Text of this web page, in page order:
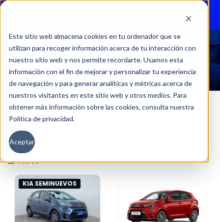
Este sitio web almacena cookies en tu ordenador que se
utilizan para recoger información acerca de tu interacción con
nuestro sitio web y nos permite recordarte. Usamos esta
información con el fin de mejorar y personalizar tu experiencia
de navegación y para generar analíticas y métricas acerca de
nuestros visitantes en este sitio web y otros medios. Para
obtener más información sobre las cookies, consulta nuestra
Política de privacidad.
Aceptar
MORNING EX 1.2L 5MT FULL
Inicio
Versión del producto
MORNING EX 1.2L 5MT FULL
Filtros
KIA SEMINUEVOS